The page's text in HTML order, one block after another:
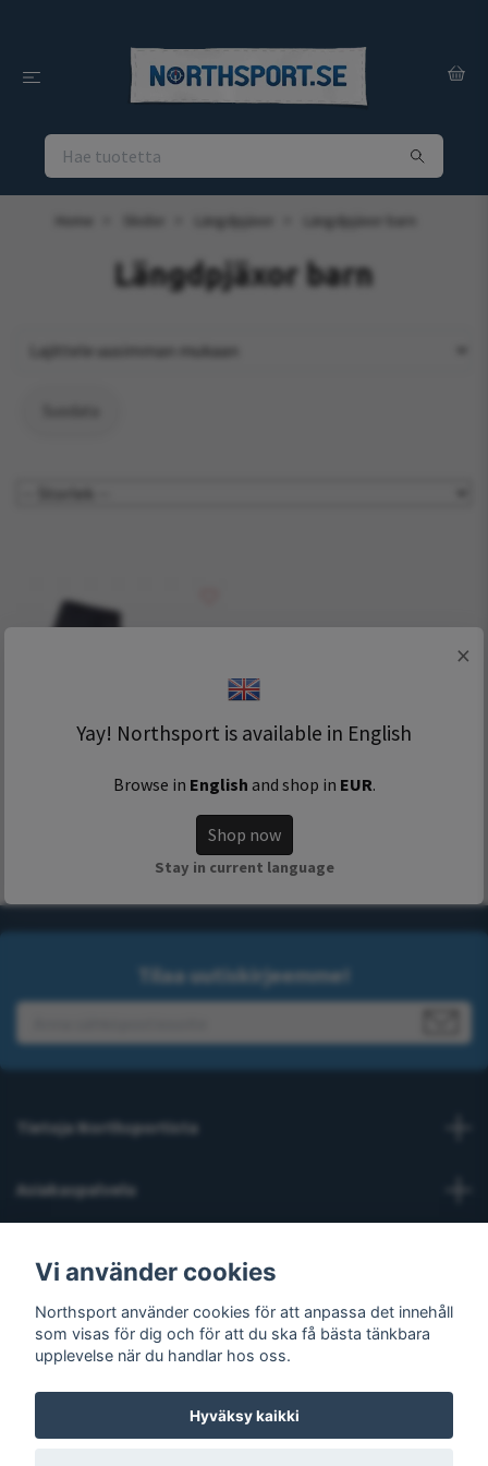
Längdpjäxor Längdpjäxor barn
Längdpjäxor barn
Tilaa uutiskirjeemme!
Tietoja Northsportista
Asiakaspalvelu
Sosiaalinen media
×
Yay! Northsport is available in English
Browse in English and shop in EUR.
Shop now
Stay in current language
Vi använder cookies
Northsport använder cookies för att anpassa det innehåll
som visas för dig och för att du ska få bästa tänkbara
upplevelse när du handlar hos oss.
Hyväksy kaikki